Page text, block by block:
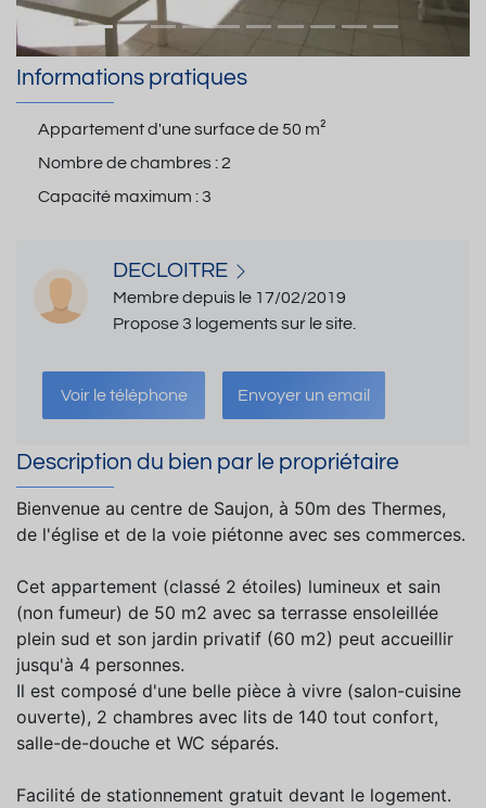
Informations pratiques
Appartement d'une surface de50 m²
Nombre de chambres :2
Capacité maximum :3
DECLOITRE
Membre depuis le 17/02/2019
Propose 3 logements sur le site.
Voir le téléphone Envoyer un email
Description du bien par le propriétaire
Bienvenue au centre de Saujon, à 50m des Thermes,
de l'église et de la voie piétonne avec ses commerces.
Cet appartement (classé 2 étoiles) lumineux et sain
(non fumeur) de 50 m2 avec sa terrasse ensoleillée
plein sud et son jardin privatif (60 m2) peut accueillir
jusqu'à 4 personnes.
Il est composé d'une belle pièce à vivre (salon-cuisine
ouverte), 2 chambres avec lits de 140 tout confort,
salle-de-douche et WC séparés.
Facilité de stationnement gratuit devant le logement.